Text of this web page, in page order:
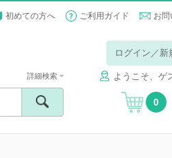
初めての方へ ご利用ガイド お
ログイン／新
ようこそ、ゲ
詳細検索
0